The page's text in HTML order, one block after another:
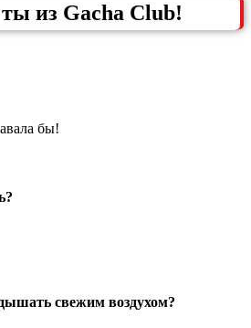
из Gacha Club!
бы!
свежим воздухом?